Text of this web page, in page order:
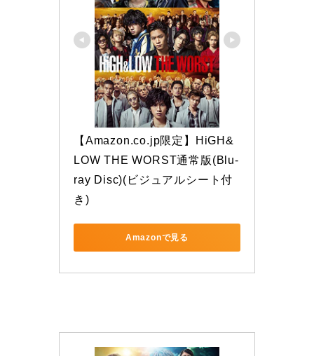
【Amazon.co.jp限定】HiGH&
LOW THE WORST通常版(Blu-
ray Disc)(ビジュアルシート付
き)
Amazonで見る